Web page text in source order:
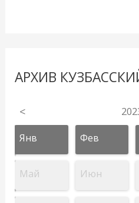
АРХИВ
<
Янв Фев
Май Июн